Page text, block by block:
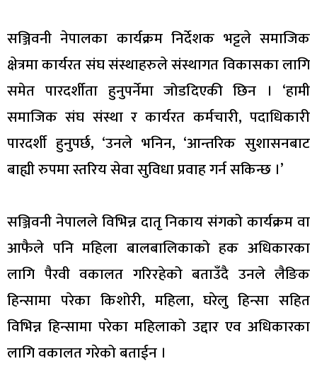
सञ्जिवनी नेपालका कार्यक्रम निर्देशक भट्टले समाजिक
क्षेत्रमा कार्यरत संघ संस्थाहरुले संस्थागत विकासका लागि
समेत पारदर्शीता हुनुपर्नेमा जोडदिएकी छिन । ‘हामी
समाजिक संघ संस्था र कार्यरत कर्मचारी, पदाधिकारी
पारदर्शी हुनुपर्छ, ‘उनले भनिन, ‘आन्तरिक सुशासनबाट
बाह्यी रुपमा स्तरिय सेवा सुविधा प्रवाह गर्न सकिन्छ ।’
सञ्जिवनी नेपालले विभिन्न दातृ निकाय संगको कार्यक्रम वा
आफैले पनि महिला बालबालिकाको हक अधिकारका
लागि पैरवी वकालत गरिरहेको बताउँदै उनले लैङिक
हिन्सामा परेका किशोरी, महिला, घरेलु हिन्सा सहित
विभिन्न हिन्सामा परेका महिलाको उद्दार एव अधिकारका
लागि वकालत गरेको बताईन ।